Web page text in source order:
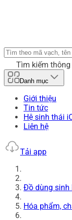
Tìm kiếm
Danh mục
Giới thiệu
Tin tức
Hệ sinh thái
Liên hệ
Tải app
Đồ dùng sinh
Hóa phẩm,